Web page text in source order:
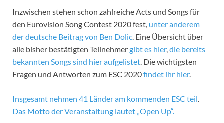
Inzwischen stehen schon zahlreiche Acts und Songs für
den Eurovision Song Contest 2020 fest, unter anderem
der deutsche Beitrag von Ben Dolic. Eine Übersicht über
alle bisher bestätigten Teilnehmergibt es hier,die bereits
bekannten Songs sind hier aufgelistet. Die wichtigsten
Fragen und Antworten zum ESC 2020findet ihr hier.
Insgesamt nehmen 41 Länder am kommenden ESC teil.
Das Motto der Veranstaltung lautet „Open Up“.